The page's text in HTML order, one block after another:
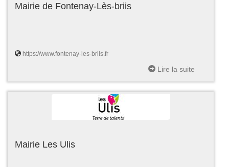
Mairie de Fontenay-Lès-briis
https://www.fontenay-les-briis.fr
Lire la suite
Mairie Les Ulis